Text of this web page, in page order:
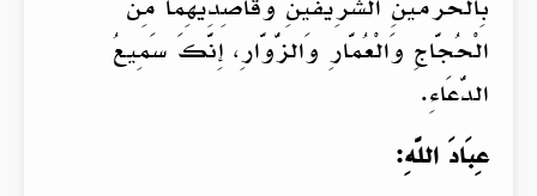
الْحُجَّاجِ وَالْعُمَّارِ وَالزُّوَّارِ، إِنَّكَ سَمِيعُ
الدُّعَاءِ.
عِبَادَ اللَّهِ: